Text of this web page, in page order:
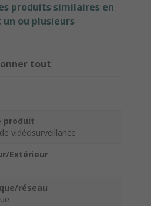
produits similaires en
ou plusieurs
tout
produit
vidéosurveillance
Extérieur
réseau